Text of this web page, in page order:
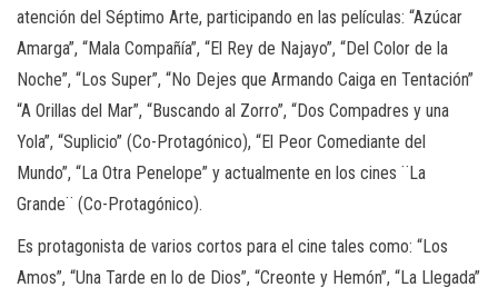
atención del Séptimo Arte, participando en las películas: “Azúcar
Amarga”, “Mala Compañía”, “El Rey de Najayo”, “Del Color de la
Noche”, “Los Super”, “No Dejes que Armando Caiga en Tentación”
“A Orillas del Mar”, “Buscando al Zorro”, “Dos Compadres y una
Yola”, “Suplicio” (Co-Protagónico), “El Peor Comediante del
Mundo”, “La Otra Penelope” y actualmente en los cines ¨La
Grande¨ (Co-Protagónico).
Es protagonista de varios cortos para el cine tales como: “Los
Amos”, “Una Tarde en lo de Dios”, “Creonte y Hemón”, “La Llegada”